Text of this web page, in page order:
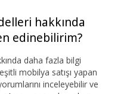
hakkında
edinebilirim?
daha fazla bilgi
mobilya satışı yapan
inceleyebilir ve